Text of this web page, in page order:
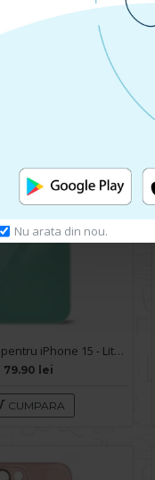
Nu arata din nou.
Husa spate pentru iPhone 15 - Lito Case Turcoaz
79.90 lei
CUMPARA